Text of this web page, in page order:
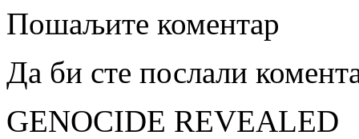
Пошаљите коментар
Да би сте послали
GENOCIDE REVEALED